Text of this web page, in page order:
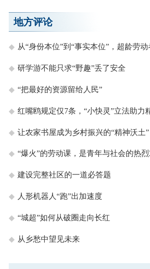
地方评论
从“身份本位”到“事实本位”，超龄劳
研学游不能只求“野趣”丢了安全
“把最好的资源留给人民”
红嘴鸥规定仅7条，“小快灵”立法助力
让农家书屋成为乡村振兴的“精神沃土”
“爆火”的劳动课，是青年与社会的热
建设完整社区的一道必答题
人形机器人“跑”出加速度
“城超”如何从破圈走向长红
从乡愁中望见未来